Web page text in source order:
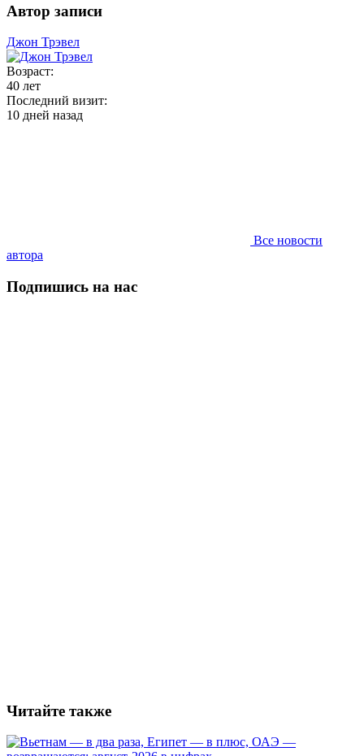
Автор записи
Джон Трэвел
Возраст:
40 лет
Последний визит:
10 дней назад
Все новости
автора
Подпишись на нас
Читайте также